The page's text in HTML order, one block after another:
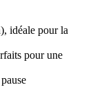
idéale pour la
pour une